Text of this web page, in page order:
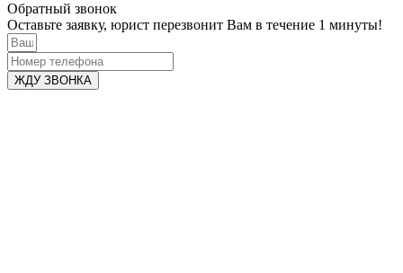
Обратный звонок
Оставьте заявку, юрист перезвонит Вам в течение 1 минуты!
ЖДУ ЗВОНКА